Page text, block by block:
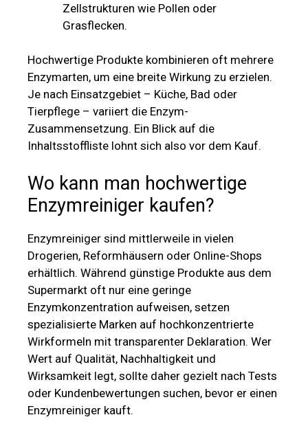
Zellstrukturen wie Pollen oder
Grasflecken.
Hochwertige Produkte kombinieren oft mehrere
Enzymarten, um eine breite Wirkung zu erzielen.
Je nach Einsatzgebiet – Küche, Bad oder
Tierpflege – variiert die Enzym-
Zusammensetzung. Ein Blick auf die
Inhaltsstoffliste lohnt sich also vor dem Kauf.
Wo kann man hochwertige
Enzymreiniger kaufen?
Enzymreiniger sind mittlerweile in vielen
Drogerien, Reformhäusern oder Online-Shops
erhältlich. Während günstige Produkte aus dem
Supermarkt oft nur eine geringe
Enzymkonzentration aufweisen, setzen
spezialisierte Marken auf hochkonzentrierte
Wirkformeln mit transparenter Deklaration. Wer
Wert auf Qualität, Nachhaltigkeit und
Wirksamkeit legt, sollte daher gezielt nach Tests
oder Kundenbewertungen suchen, bevor er einen
Enzymreiniger kauft.